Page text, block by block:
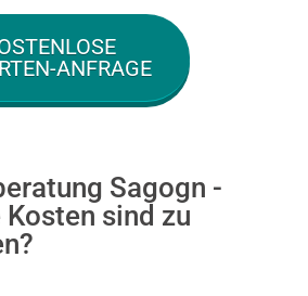
ANFRAGE
Sagogn -
Kosten sind zu